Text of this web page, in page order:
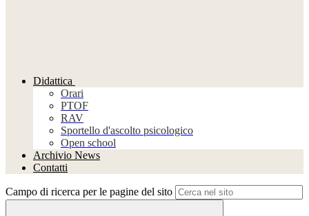
Didattica
Orari
PTOF
RAV
Sportello d'ascolto psicologico
Open school
Archivio News
Contatti
Campo di ricerca per le pagine del sito